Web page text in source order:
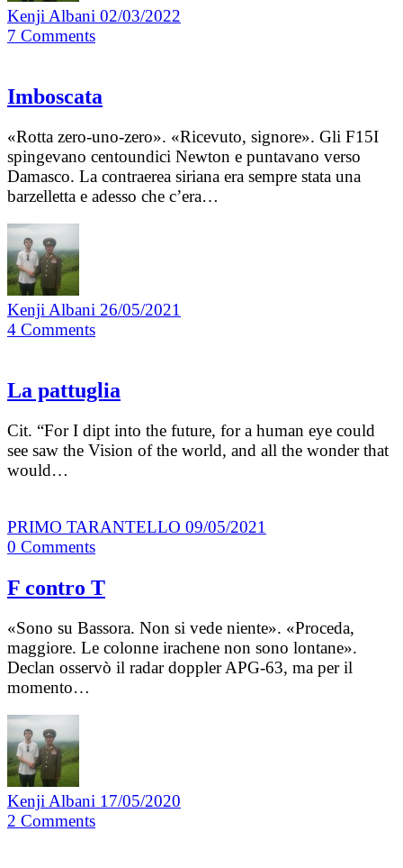
Kenji Albani 02/03/2022
7 Comments
Imboscata
«Rotta zero-uno-zero». «Ricevuto, signore». Gli F15I
spingevano centoundici Newton e puntavano verso
Damasco. La contraerea siriana era sempre stata una
barzelletta e adesso che c’era…
Kenji Albani 26/05/2021
4 Comments
La pattuglia
Cit. “For I dipt into the future, for a human eye could
see saw the Vision of the world, and all the wonder that
would…
PRIMO TARANTELLO 09/05/2021
0 Comments
F contro T
«Sono su Bassora. Non si vede niente». «Proceda,
maggiore. Le colonne irachene non sono lontane».
Declan osservò il radar doppler APG-63, ma per il
momento…
Kenji Albani 17/05/2020
2 Comments